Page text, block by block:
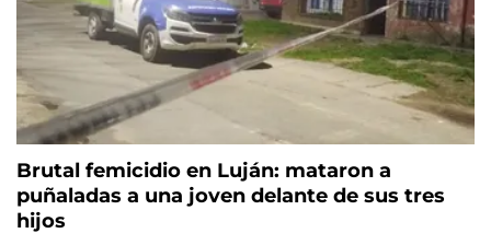
Brutal femicidio en Luján: mataron a
puñaladas a una joven delante de sus tres
hijos